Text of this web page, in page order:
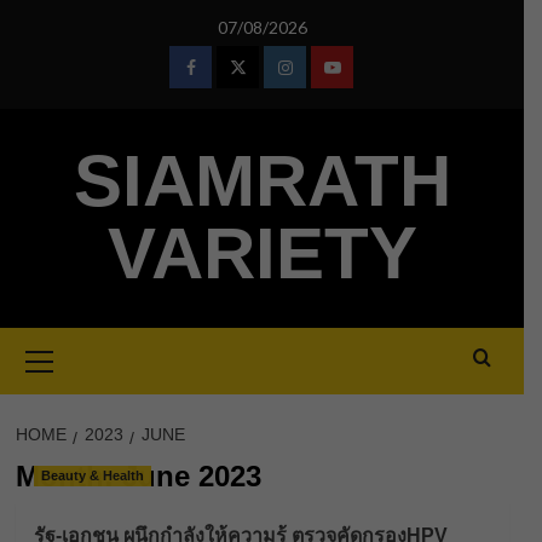
07/08/2026
FacebookTwitterInstagramYoutube
SIAMRATH
VARIETY
Menu
HOME 2023 JUNE
Month:June 2023
Beauty & Health
รัฐ-เอกชน ผนึกกำลังให้ความรู้ ตรวจคัดกรองHPV